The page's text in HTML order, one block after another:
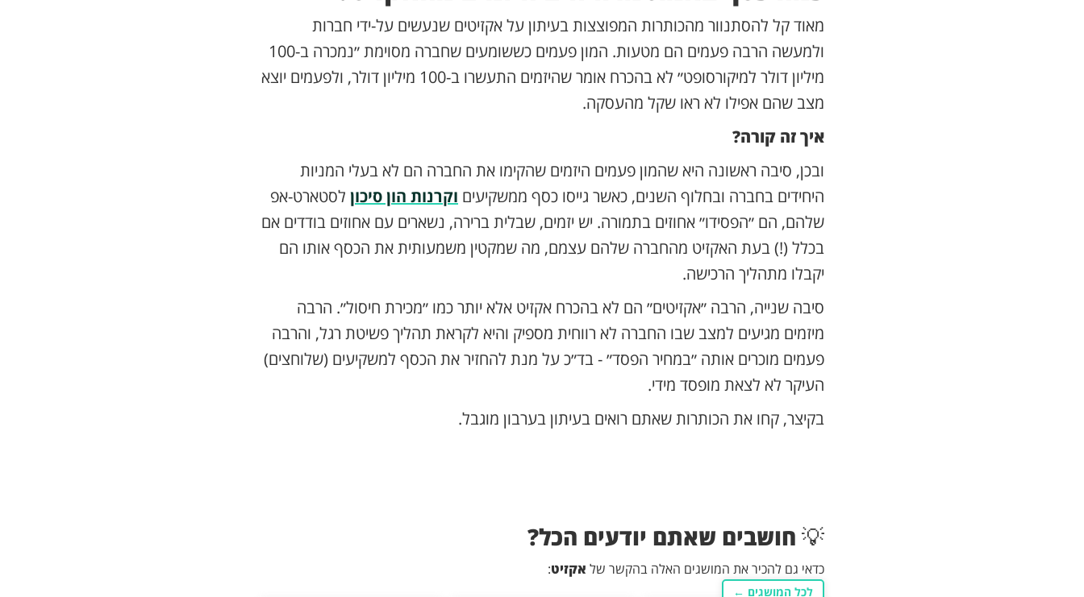
מאוד קל להסתנוור מהכותרות המפוצצות בעיתון על אקזיטים שנעשים על-ידי חברות
ולמעשה הרבה פעמים הם מטעות. המון פעמים כששומעים שחברה מסוימת ״נמכרה ב-100
מיליון דולר למיקורסופט״ לא בהכרח אומר שהיזמים התעשרו ב-100 מיליון דולר, ולפעמים יוצא
מצב שהם אפילו לא ראו שקל מהעסקה.
איך זה קורה?
ובכן, סיבה ראשונה היא שהמון פעמים היזמים שהקימו את החברה הם לא בעלי המניות
היחידים בחברה ובחלוף השנים, כאשר גייסו כסף ממשקיעים וקרנות הון סיכון לסטארט-אפ
שלהם, הם ״הפסידו״ אחוזים בתמורה. יש יזמים, שבלית ברירה, נשארים עם אחוזים בודדים אם
בכלל (!) בעת האקזיט מהחברה שלהם עצמם, מה שמקטין משמעותית את הכסף אותו הם
יקבלו מתהליך הרכישה.
סיבה שנייה, הרבה ״אקזיטים״ הם לא בהכרח אקזיט אלא יותר כמו ״מכירת חיסול״. הרבה
מיזמים מגיעים למצב שבו החברה לא רווחית מספיק והיא לקראת תהליך פשיטת רגל, והרבה
פעמים מוכרים אותה ״במחיר הפסד״ - בד״כ על מנת להחזיר את הכסף למשקיעים (שלוחצים)
העיקר לא לצאת מופסד מידי.
בקיצר, קחו את הכותרות שאתם רואים בעיתון בערבון מוגבל.
💡 חושבים שאתם יודעים הכל?
כדאי גם להכיר את המושגים האלה בהקשר של אקזיט:
לכל המושגים ←